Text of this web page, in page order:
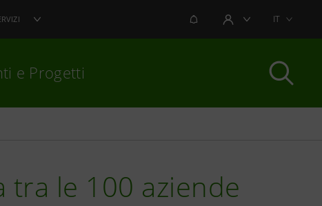
NOTIFICHEAREA UTENTEIT
e Progetti
tra le 100 aziende